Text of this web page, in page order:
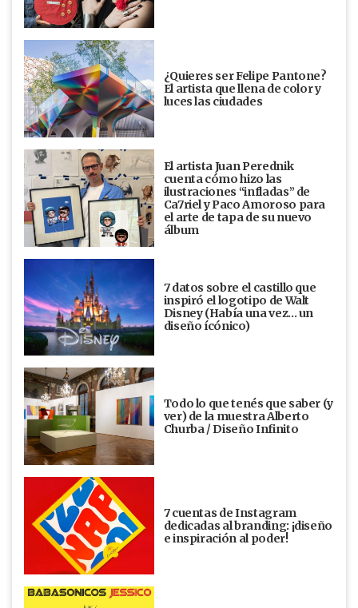
¿Quieres ser Felipe Pantone?
El artista que llena de color y
luces las ciudades
El artista Juan Perednik
cuenta cómo hizo las
ilustraciones “infladas” de
Ca7riel y Paco Amoroso para
el arte de tapa de su nuevo
álbum
7 datos sobre el castillo que
inspiró el logotipo de Walt
Disney (Había una vez... un
diseño ícónico)
Todo lo que tenés que saber (y
ver) de la muestra Alberto
Churba / Diseño Infinito
7 cuentas de Instagram
dedicadas al branding: ¡diseño
e inspiración al poder!